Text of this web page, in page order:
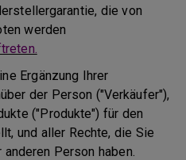
die von
werden
Ergänzung Ihrer
der Person ("Verkäufer"),
("Produkte") für den
und aller Rechte, die Sie
Person haben.